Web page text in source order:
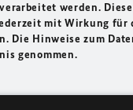
werden.
mit Wirkung für
Die Hinweise zum
genommen.